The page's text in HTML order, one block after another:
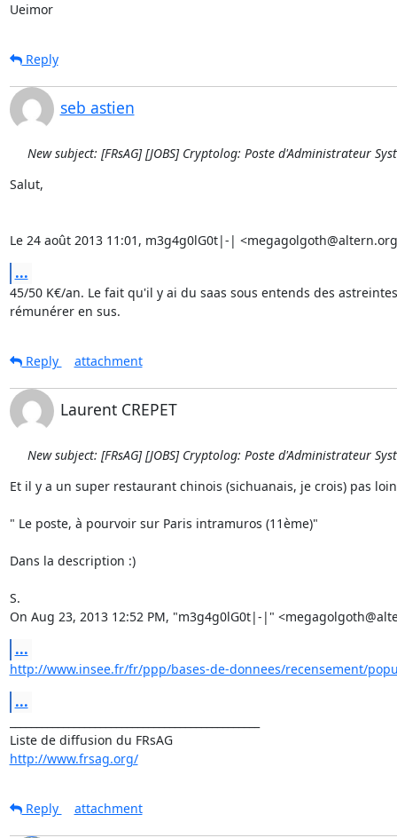
Ueimor
Reply
seb astien
New subject: [FRsAG] [JOBS] Cryptolog: Poste d'Administrateur
Salut,
Le 24 août 2013 11:01, m3g4g0lG0t|-|
...
45/50 K€/an. Le fait qu'il y ai du saas sous entends des
rémunérer en sus.
Reply attachment
Laurent CREPET
New subject: [FRsAG] [JOBS] Cryptolog: Poste d'Administrateur
Et il y a un super restaurant chinois (sichuanais, je crois) pas
" Le poste, à pourvoir sur Paris intramuros (11ème)"
Dans la description :)
S.
On Aug 23, 2013 12:52 PM, "m3g4g0lG0t|-|"
...
http://www.insee.fr/fr/ppp/bases-de-donnees/recensement/
...
Liste de diffusion du FRsAG
http://www.frsag.org/
Reply attachment